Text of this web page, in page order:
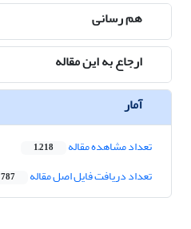
هم رسانی
ارجاع به این مقاله
آمار
تعداد مشاهده مقاله 1,218
تعداد دریافت فایل اصل مقاله 787